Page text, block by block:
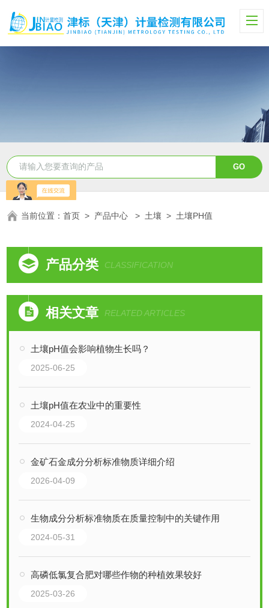
当前位置：首页 > 产品中心 > 土壤 > 土壤PH值
产品分类 CLASSIFICATION
相关文章 RELATED ARTICLES
土壤pH值会影响植物生长吗？
2025-06-25
土壤pH值在农业中的重要性
2024-04-25
金矿石金成分分析标准物质详细介绍
2026-04-09
生物成分分析标准物质在质量控制中的关键作用
2024-05-31
高磷低氯复合肥对哪些作物的种植效果较好
2025-03-26